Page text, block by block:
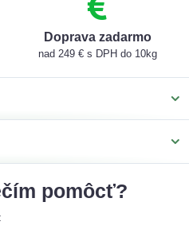
Doprava zadarmo
nad 249 € s DPH do 10kg
pomôcť?